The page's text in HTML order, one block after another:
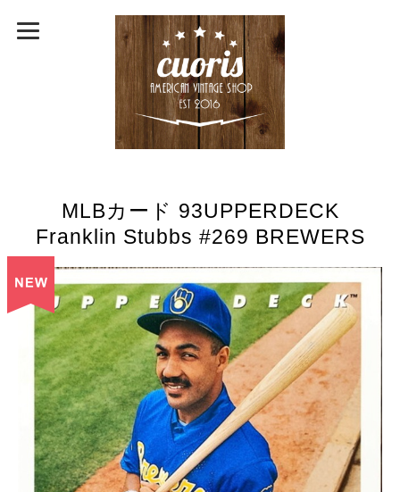
MLBカード 93UPPERDECK
Franklin Stubbs #269 BREWERS